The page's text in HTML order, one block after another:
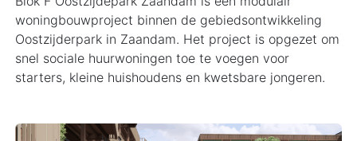
woningbouwproject binnen de gebiedsontwikkeling
Oostzijderpark in Zaandam. Het project is opgezet om
snel sociale huurwoningen toe te voegen voor
starters, kleine huishoudens en kwetsbare jongeren.